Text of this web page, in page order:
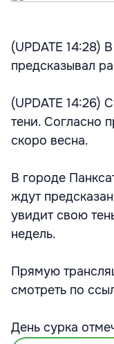
(UPDATE 14:28)
предсказывал
(UPDATE 14:26)
тени. Согласно
скоро весна.
В городе
ждут
увидит свою
недель.
Прямую
смотреть по
День сурка